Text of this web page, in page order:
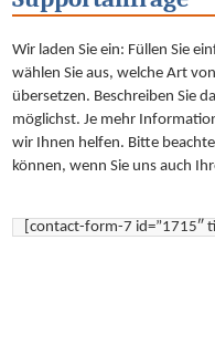
Wir laden Sie ein: Füllen Sie
wählen Sie aus, welche Art
übersetzen. Beschreiben Sie
möglichst. Je mehr
wir Ihnen helfen. Bitte
können, wenn Sie uns auch
[contact-form-7 id=”1715″